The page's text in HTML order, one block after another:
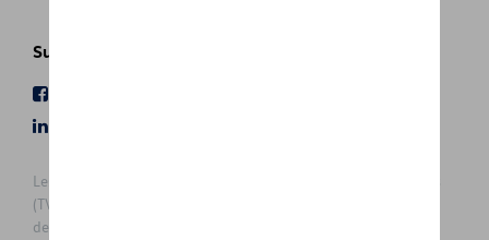
Suivez nous
Les prix affichés sur le présent site sont des prix recommandés
(TVAc), hors éventuels frais de montage. Pour connaitre le prix
de vente actuel et les éventuels frais de montage, veuillez